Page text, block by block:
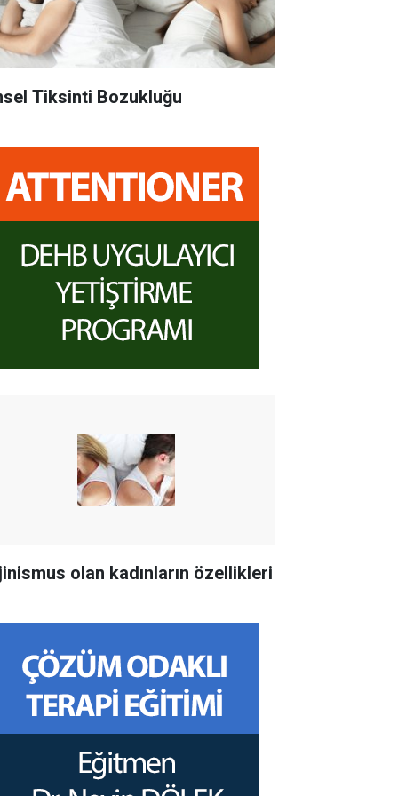
Tiksinti Bozukluğu
olan kadınların özellikleri